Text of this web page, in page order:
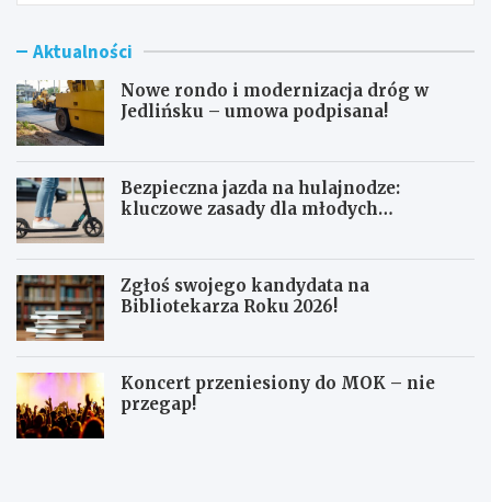
Aktualności
Nowe rondo i modernizacja dróg w
Jedlińsku – umowa podpisana!
Bezpieczna jazda na hulajnodze:
kluczowe zasady dla młodych
Zgłoś swojego kandydata na
Bibliotekarza Roku 2026!
Koncert przeniesiony do MOK – nie
przegap!
N
B